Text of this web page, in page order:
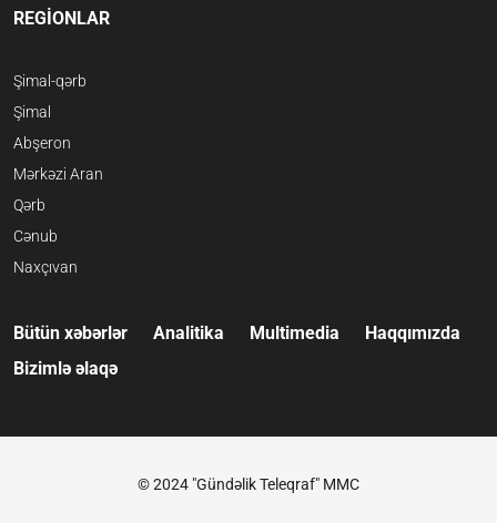
REGİONLAR
Şimal-qərb
Şimal
Abşeron
Mərkəzi Aran
Qərb
Cənub
Naxçıvan
Bütün xəbərlər Analitika Multimedia
Haqqımızda
Bizimlə əlaqə
© 2024 "Gündəlik Teleqraf" MMC